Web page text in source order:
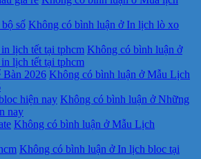
số Không có bình luận ở In lịch lò xo
lịch tết tại tphcm Không có bình luận ở
lịch tết tại tphcm
2026 Không có bình luận ở Mẫu Lịch
hiện nay Không có bình luận ở Những
nay
Không có bình luận ở Mẫu Lịch
Không có bình luận ở In lịch bloc tại